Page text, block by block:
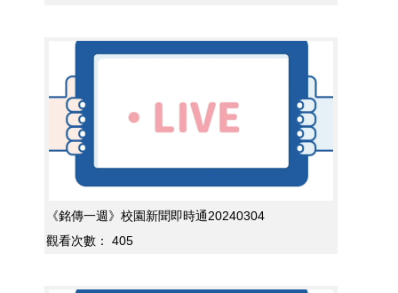
《銘傳一週》校園新聞即時通20240304
觀看次數：
405